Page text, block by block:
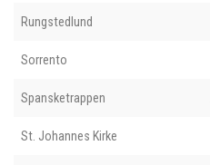
Rungstedlund
Sorrento
Spansketrappen
St. Johannes Kirke